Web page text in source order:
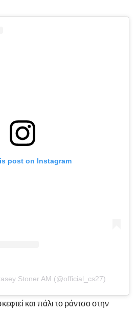
post on Instagram
Stoner AM (@official_cs27)
και πάλι το ράντσο στην